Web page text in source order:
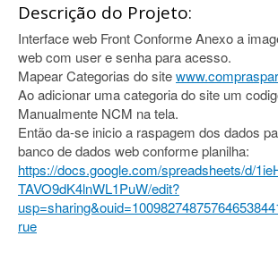
Descrição do Projeto:
Interface web Front Conforme Anexo a
web com user e senha para acesso.
Mapear Categorias do site
Ao adicionar uma categoria do site um
Manualmente NCM na tela.
Então da-se inicio a raspagem dos dados
banco de dados web conforme planilha:
https://docs.google.com/spreadsheets/d/
TAVO9dK4lnWL1PuW/edit?
rue